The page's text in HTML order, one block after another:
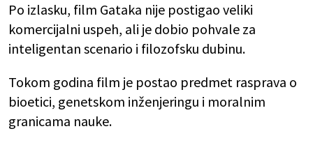
Po izlasku, film Gataka nije postigao veliki
komercijalni uspeh, ali je dobio pohvale za
inteligentan scenario i filozofsku dubinu.
Tokom godina film je postao predmet rasprava o
bioetici, genetskom inženjeringu i moralnim
granicama nauke.